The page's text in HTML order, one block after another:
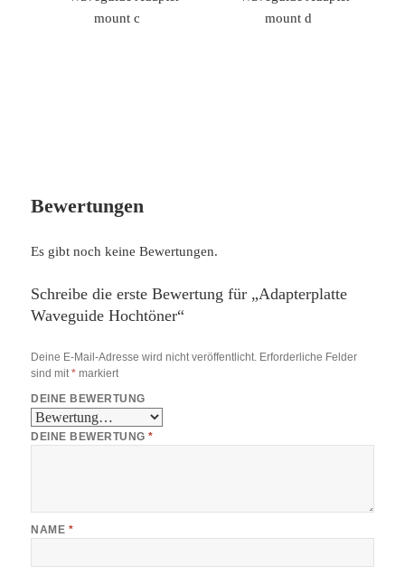
Bewertungen
Es gibt noch keine Bewertungen.
Schreibe die erste Bewertung für „Adapterplatte
Waveguide Hochtöner“
Deine E-Mail-Adresse wird nicht veröffentlicht. Erforderliche Felder
sind mit* markiert
DEINE BEWERTUNG
DEINE BEWERTUNG*
NAME *